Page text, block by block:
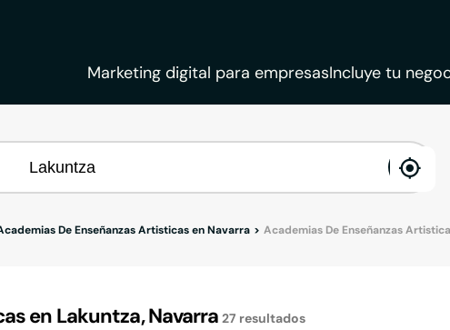
Marketing digital para empresasIncluye tu
De Enseñanzas Artisticas en Navarra Academias De Enseñanzas
en Lakuntza, Navarra 27 resultados